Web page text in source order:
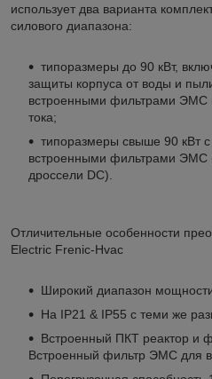
использует два варианта
силового диапазона:
типоразмеры до 90 кВт,
защиты корпуса от воды и
встроенными фильтрами ЭМС
тока;
типоразмеры свыше 90 кВт с
встроенными фильтрами
дроссели DC).
Отличительные особенности
Electric Frenic-Hvac
Широкий диапазон
На IP21 & IP55 с теми же
Встроенный ПКТ реактор и
Встроенный фильтр ЭМС для